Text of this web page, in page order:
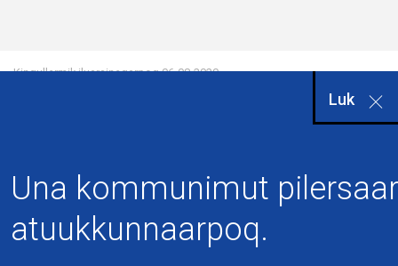
Luk
Una kommunimut
atuukkunnaarpoq.
Kingullermik iluarsineqarpoq06-08-2020